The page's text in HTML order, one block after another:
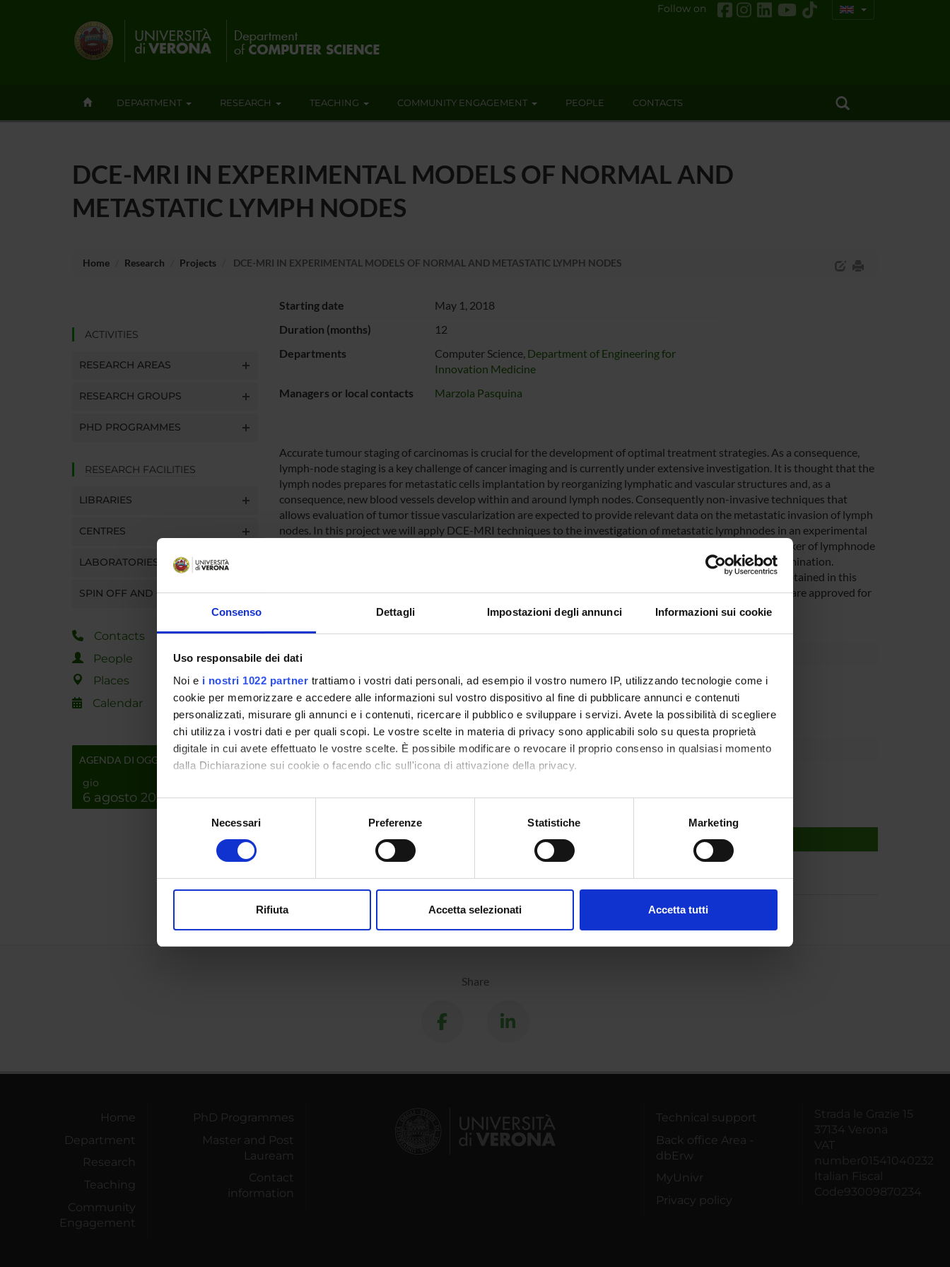
Consenso Dettagli Impostazioni degli annunci Informazioni sui cookie
Uso responsabile dei dati
Noi e i nostri 1022 partner trattiamo i vostri dati personali, ad esempio il vostro numero IP, utilizzando tecnologie come i
cookie per memorizzare e accedere alle informazioni sul vostro dispositivo al fine di pubblicare annunci e contenuti
personalizzati, misurare gli annunci e i contenuti, ricercare il pubblico e sviluppare i servizi. Avete la possibilità di scegliere
chi utilizza i vostri dati e per quali scopi. Le vostre scelte in materia di privacy sono applicabili solo su questa proprietà
digitale in cui avete effettuato le vostre scelte. È possibile modificare o revocare il proprio consenso in qualsiasi momento
dalla Dichiarazione sui cookie o facendo clic sull'icona di attivazione della privacy.
Con il tuo consenso, vorremmo anche:
raccogliere informazioni sulla tua posizione geografica, con un'approssimazione di qualche metro,
digitali).
modificare o ritirare il tuo consenso in qualsiasi momento dalla Dichiarazione sui cookie.
Necessari Preferenze Statistiche Marketing
Rifiuta Accetta selezionati Accetta tutti
Follow on
DEPARTMENT RESEARCH TEACHING COMMUNITY ENGAGEMENT PEOPLE CONTACTS
DCE-MRI IN EXPERIMENTAL MODELS OF NORMAL AND
METASTATIC LYMPH NODES
Home Research Projects DCE-MRI IN EXPERIMENTAL MODELS OF NORMAL AND METASTATIC LYMPH NODES
ACTIVITIES
RESEARCH AREAS
RESEARCH GROUPS
PHD PROGRAMMES
RESEARCH FACILITIES
LIBRARIES
CENTRES
LABORATORIES
SPIN OFF AND COMPANIES
Contacts
People
Places
Calendar
AGENDA DI OGGI
gio
6 agosto 2026
Starting date
May 1, 2018
Duration (months)
12
Departments
Computer Science, Department of Engineering for
Innovation Medicine
Managers or local contacts
Marzola Pasquina
Accurate tumour staging of carcinomas is crucial for the development of optimal treatment strategies. As a consequence,
lymph-node staging is a key challenge of cancer imaging and is currently under extensive investigation. It is thought that the
lymph nodes prepares for metastatic cells implantation by reorganizing lymphatic and vascular structures and, as a
consequence, new blood vessels develop within and around lymph nodes. Consequently non-invasive techniques that
allows evaluation of tumor tissue vascularization are expected to provide relevant data on the metastatic invasion of lymph
nodes. In this project we will apply DCE-MRI techniques to the investigation of metastatic lymphnodes in an experimental
model of colon carcinoma. Although standard contrast enhanced MRI has been already evaluated as a marker of lymphnode
metastatization, only a few works have considered the heterogenic kinetic of the contrast agent arrival-elimination.
Moreover the possible role of protein binding contrast agents have not been considered yet. The results obtained in this
preclinical project will be easily transferable to the clinics as the contrast agents considered in the projects are approved for
SPONSORS:
Funds:assigned and managed by the department
PROJECT PARTICIPANTS
RESEARCH AREAS INVOLVED IN THE PROJECT
Bioinformatica e informatica medica
Computer forensics
Share
Home
Department
Research
Teaching
Community
Engagement
PhD Programmes
Master and Post
Lauream
Contact
information
Technical support
Back office Area -
dbErw
MyUnivr
Privacy policy
Strada le Grazie 15
37134 Verona
VAT
number01541040232
Italian Fiscal
Code93009870234